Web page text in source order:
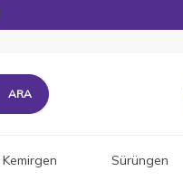
ARA
Kemirgen Sürüngen